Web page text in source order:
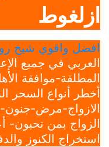
ازلغوط
افضل واقوي شيخ
العربي في جميع
المطلقة-موافقة
أخطر أنواع السحر
الازواج-مرض-
الزواج بمن
استخراج الكنوز